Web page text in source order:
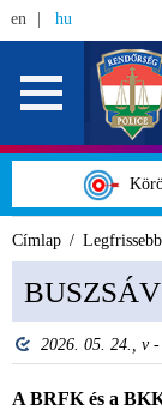
en hu
Címlap
2026. 05. 24., v
A BRFK és a